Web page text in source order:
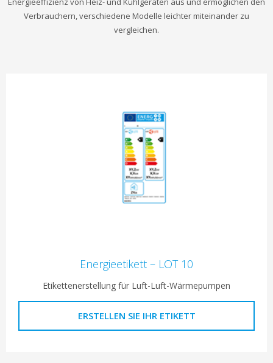
Verbrauchern, verschiedene Modelle leichter miteinander zu
vergleichen.
Energieetikett – LOT 10
Etikettenerstellung für Luft-Luft-Wärmepumpen
ERSTELLEN SIE IHR ETIKETT